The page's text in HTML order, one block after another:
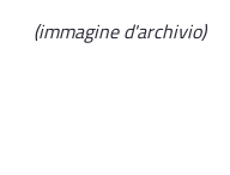
(immagine d'archivio)